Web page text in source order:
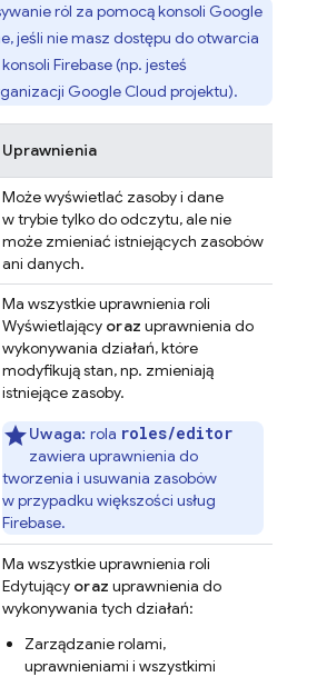
ról za pomocą konsoli Google
jeśli nie masz dostępu do otwarcia
Firebase(np. jesteś
Google Cloud projektu).
Uprawnienia
Może wyświetlać zasoby i dane
w trybie tylko do odczytu, ale nie
może zmieniać istniejących zasobów
ani danych.
Ma wszystkie uprawnienia roli
Wyświetlający oraz uprawnienia do
wykonywania działań, które
modyfikują stan, np. zmieniają
istniejące zasoby.
Uwaga: rola roles/editor
zawiera uprawnienia do
tworzenia i usuwania zasobów
w przypadku większości usług
Firebase.
Ma wszystkie uprawnienia roli
Edytujący oraz uprawnienia do
wykonywania tych działań:
Zarządzanie rolami,
uprawnieniami i wszystkimi